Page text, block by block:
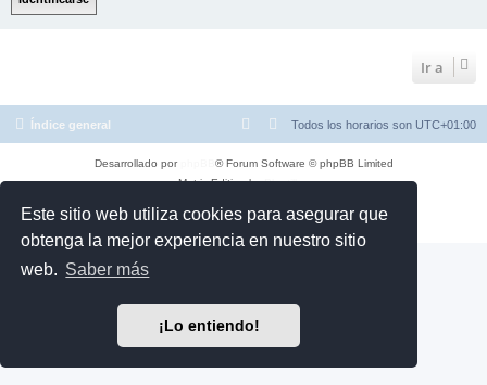
Este sitio web utiliza cookies para asegurar que
obtenga la mejor experiencia en nuestro sitio
web. Saber más
¡Lo entiendo!
Ir a
Índice general Todos los horarios son UTC+01:00
Desarrollado por
® Forum Software © phpBB Limited
Matrix Edition byPlantillas
Privacidad| Condiciones